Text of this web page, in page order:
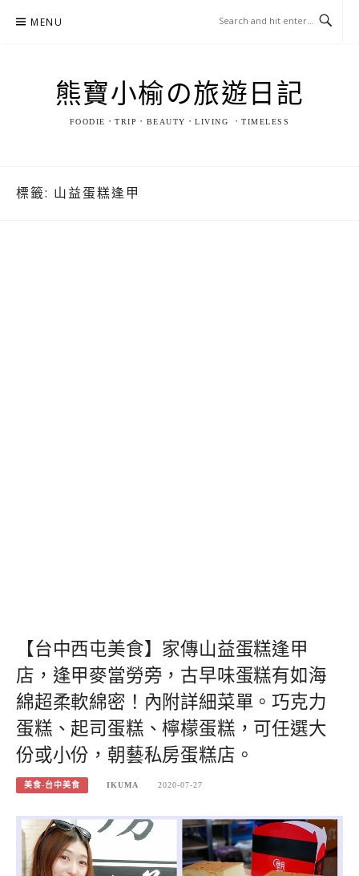
MENU
熊寶小榆の旅遊日記
FOODIE．TRIP．BEAUTY．LIVING ．TIMELESS
標籤: 山益蛋糕逢甲
【台中西屯美食】家傳山益蛋糕逢甲
店，逢甲麥當勞旁，古早味蛋糕有如海
綿超柔軟綿密！內附詳細菜單。巧克力
蛋糕、起司蛋糕、檸檬蛋糕，可任選大
份或小份，朝藝私房蛋糕店。
美食-台中美食 IKUMA 2020-07-27